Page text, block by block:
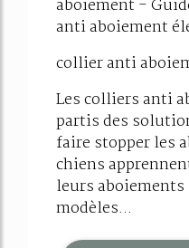
aboiement -
anti aboiement
collier anti
Les colliers anti
partis des
faire stopper les
chiens
leurs
modèles...